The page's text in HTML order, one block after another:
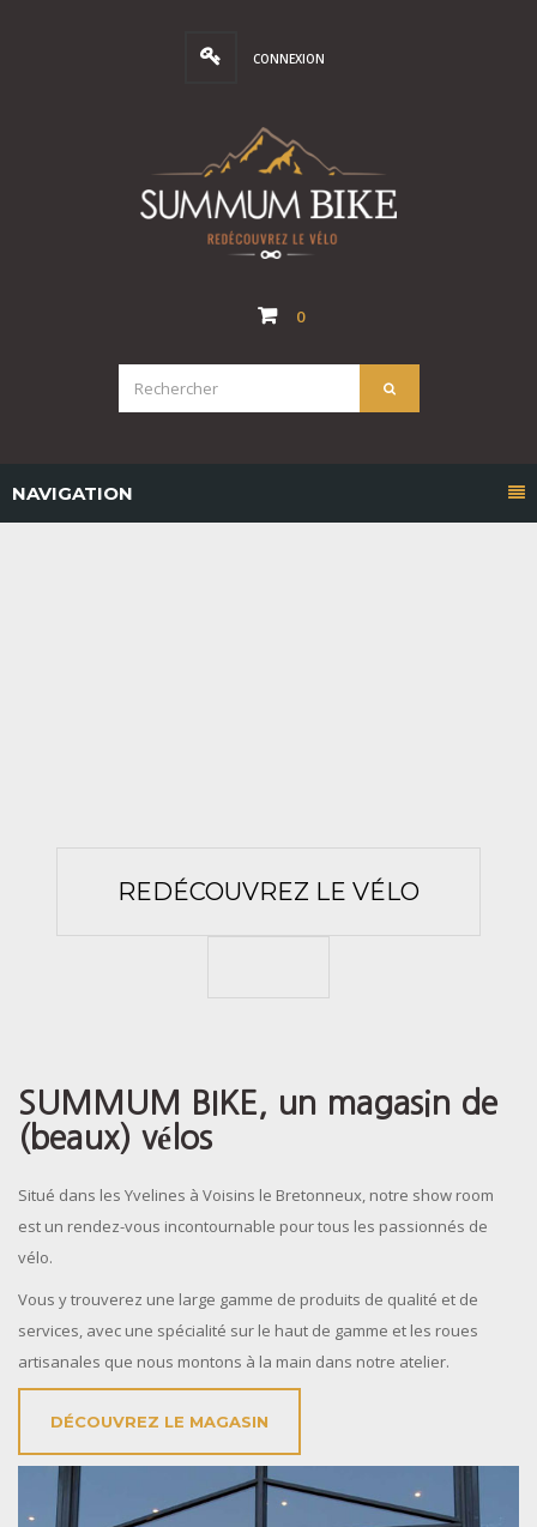
CONNEXION
0
NAVIGATION
REDÉCOUVREZ LE VÉLO
SUMMUM BIKE, un magasin de
(beaux) vélos
Situé dans les Yvelines à Voisins le Bretonneux, notre show room
est un rendez-vous incontournable pour tous les passionnés de
vélo.
Vous y trouverez une large gamme de produits de qualité et de
services, avec une spécialité sur le haut de gamme et les roues
artisanales que nous montons à la main dans notre atelier.
DÉCOUVREZ LE MAGASIN